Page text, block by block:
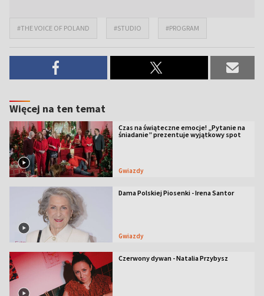
#THE VOICE OF POLAND #STUDIO #PROGRAM
Więcej na ten temat
Czas na świąteczne emocje! „Pytanie na
śniadanie” prezentuje wyjątkowy spot
Gwiazdy
Dama Polskiej Piosenki - Irena Santor
Gwiazdy
Czerwony dywan - Natalia Przybysz